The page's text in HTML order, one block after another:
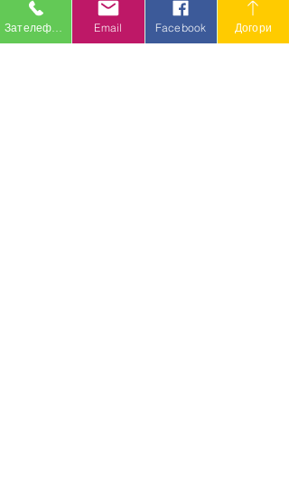
Email Facebook Догори